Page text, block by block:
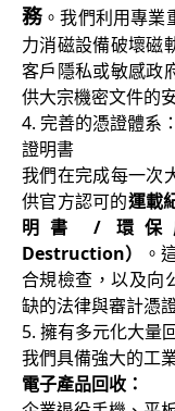
務 。我們利用專
力消磁設備破壞磁
客戶隱私或敏感政
供大宗機密文件的
4. 完善的憑證體系
證明書
我們在完成每一次
供官方認可的運載
明書 / 環保
Destruction）
。
合規檢查，以及向
缺的法律與審計憑
5. 擁有多元化大量
我們具備強大的工
電子產品回收：